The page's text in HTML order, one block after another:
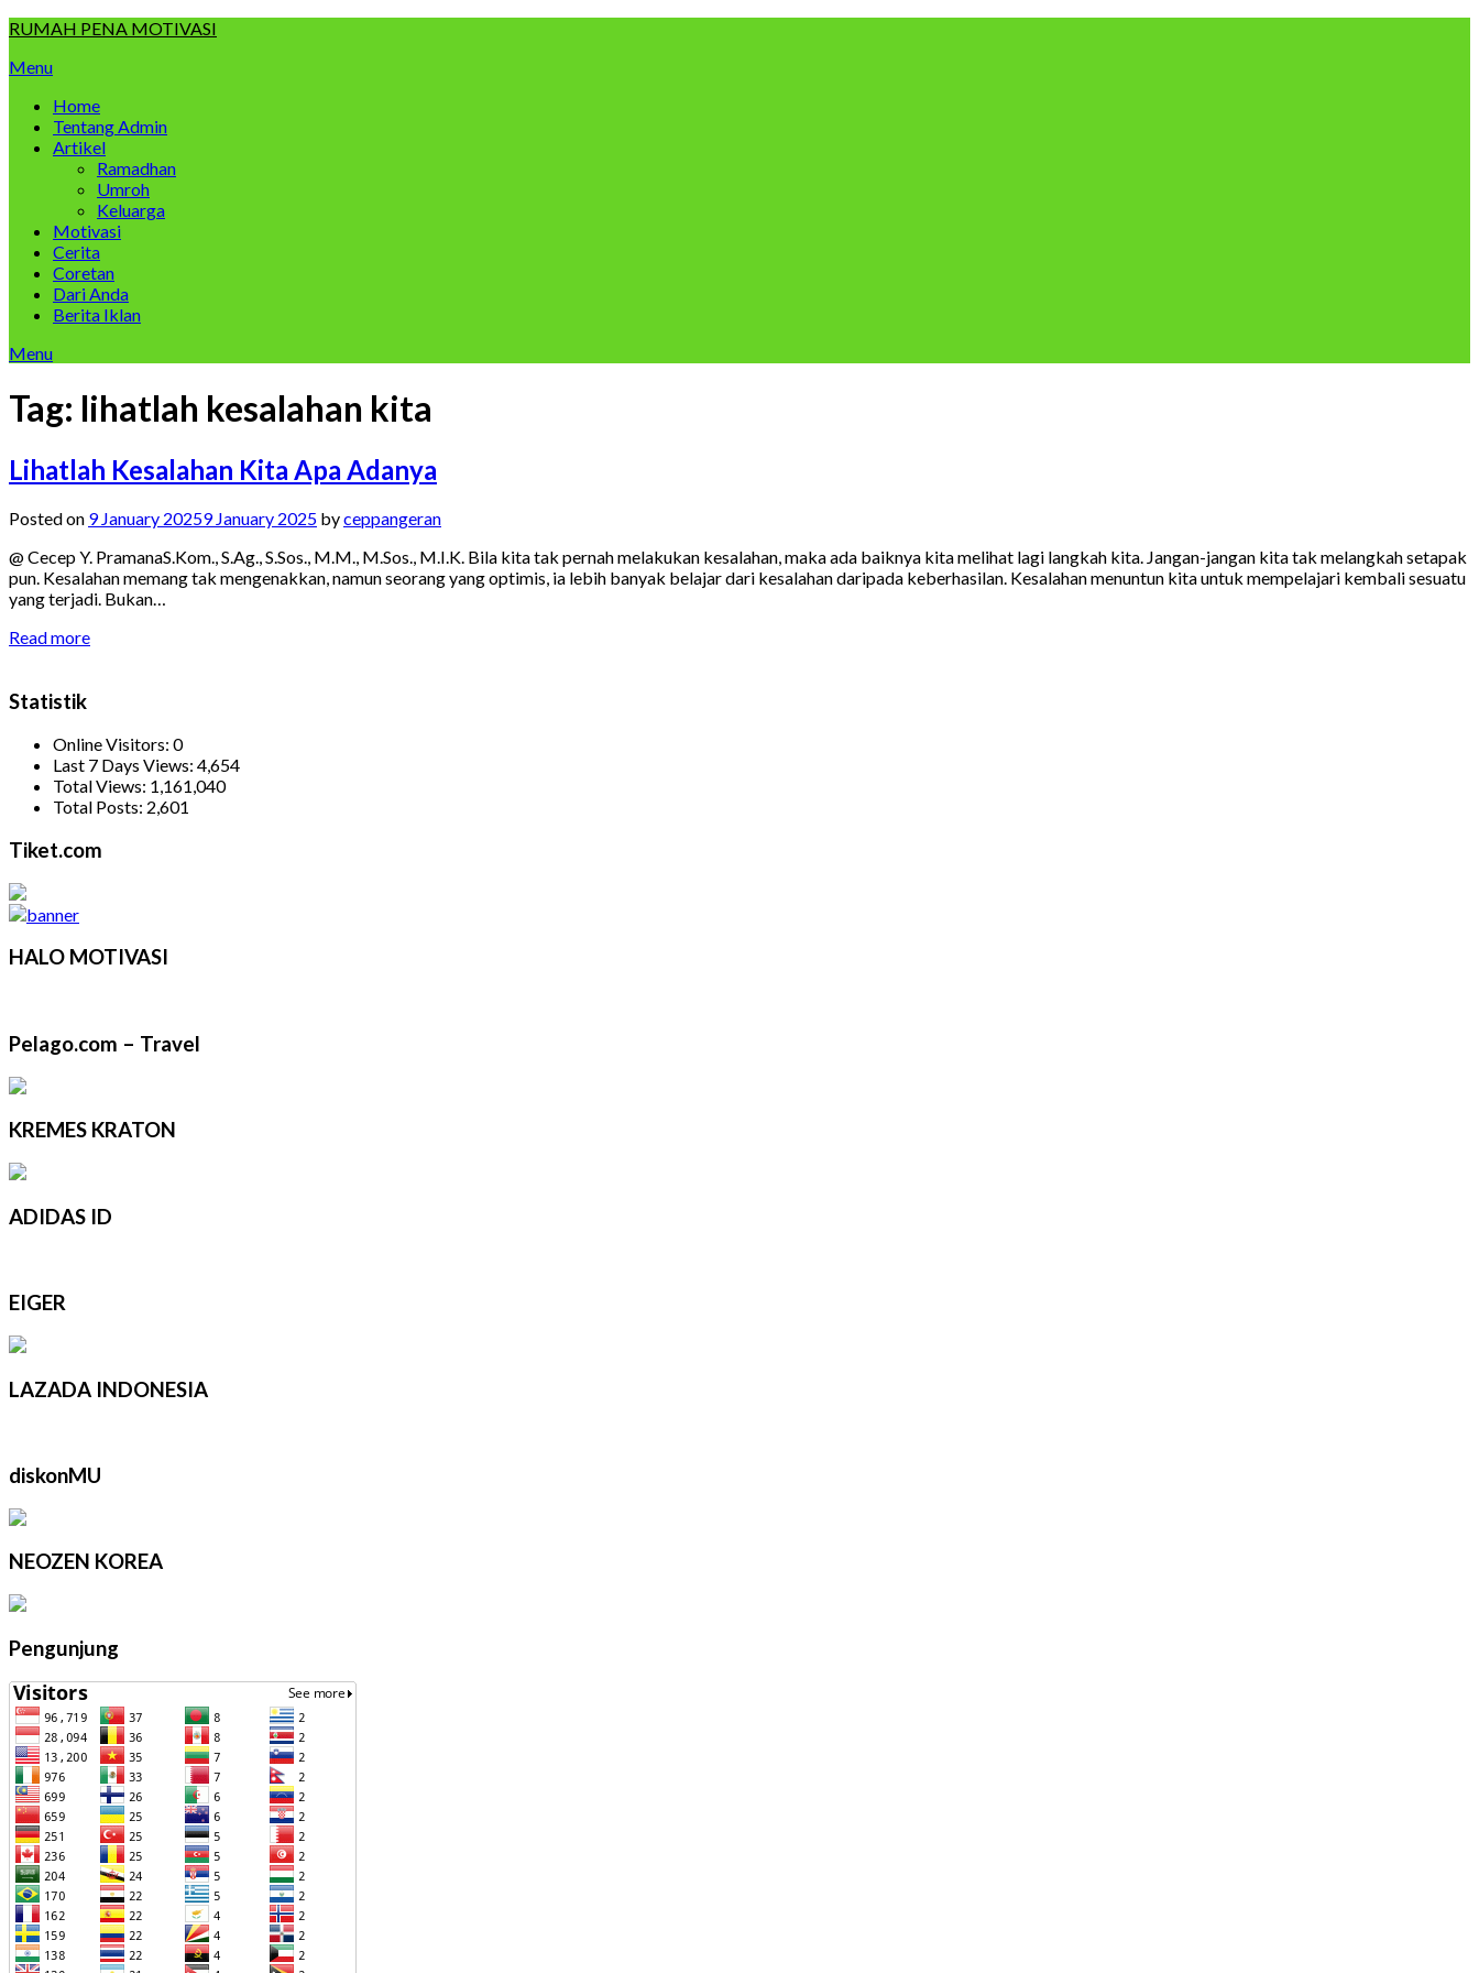
Skip
content
RUMAH PENA MOTIVASI
Menu
Home
Tentang Admin
Artikel
Ramadhan
Umroh
Keluarga
Motivasi
Cerita
Coretan
Dari Anda
Berita Iklan
Menu
Tag: lihatlah kesalahan kita
Lihatlah Kesalahan Kita Apa Adanya
Posted on 9 January 20259 January 2025 byceppangeran
@ Cecep Y. PramanaS.Kom., S.Ag., S.Sos., M.M., M.Sos., M.I.K. Bila kita tak pernah melakukan kesalahan, maka ada baiknya kita melihat lagi langkah kita. Jangan-jangan kita tak melangkah setapak
pun. Kesalahan memang tak mengenakkan, namun seorang yang optimis, ia lebih banyak belajar dari kesalahan daripada keberhasilan. Kesalahan menuntun kita untuk mempelajari kembali sesuatu
yang terjadi. Bukan…
Read more
Statistik
Online Visitors: 0
Last 7 Days Views: 4,654
Total Views: 1,161,040
Total Posts: 2,601
Tiket.com
HALO MOTIVASI
Pelago.com – Travel
KREMES KRATON
ADIDAS ID
EIGER
LAZADA INDONESIA
diskonMU
NEOZEN KOREA
Pengunjung